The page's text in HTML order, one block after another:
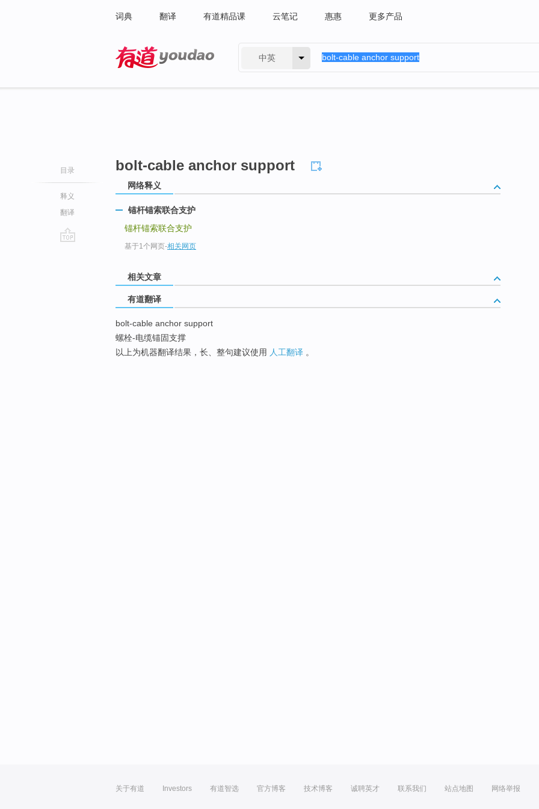
词典 翻译 有道精品课 云笔记 惠惠 更多产品
中英
目录
释义
翻译
bolt-cable anchor support
网络释义
锚杆锚索联合支护
锚杆锚索联合支护
基于1个网页-相关网页
相关文章
有道翻译
bolt-cable anchor support
螺栓-电缆锚固支撑
以上为机器翻译结果，长、整句建议使用 人工翻译 。
关于有道 Investors 有道智选 官方博客 技术博客 诚聘英才 联系我们 站点地图 网络举报